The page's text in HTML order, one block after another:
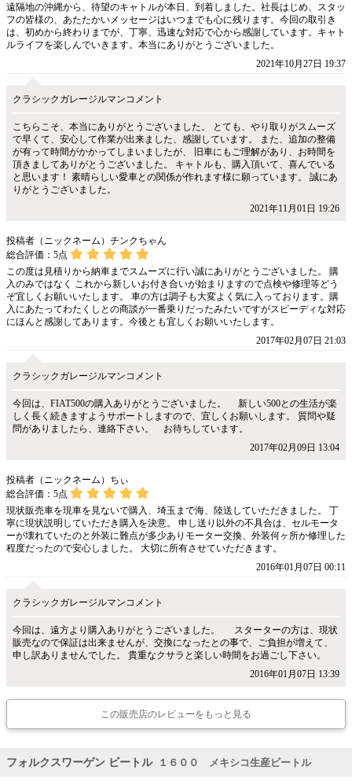
遠隔地の沖縄から、待望のキャトルが本日、到着しました。社長はじめ、スタッ
フの皆様の、あたたかいメッセージはいつまでも心に残ります。今回の取引き
は、初めから終わりまでが、丁寧、迅速な対応で心から感謝しています。キャト
ルライフを楽しんでいきます。本当にありがとうございました。
2021年10月27日 19:37
クラシックガレージルマンコメント
こちらこそ、本当にありがとうございました。 とても、やり取りがスムーズ
で早くて、安心して作業が出来ました、感謝しています。 また、追加の整備
が有って時間がかかってしまいましたが、 旧車にもご理解があり、お時間を
頂きましてありがとうございました。 キャトルも、購入頂いて、喜んでいる
と思います！ 素晴らしい愛車との関係が作れます様に願っています。 誠にあ
りがとうございました。
2021年11月01日 19:26
投稿者（ニックネーム）チンクちゃん
総合評価： 5点
この度は見積りから納車までスムーズに行い誠にありがとうございました。 購
入のみではなく これから新しいお付き合いが始まりますので点検や修理等どう
ぞ宜しくお願いいたします。 車の方は調子も大変よく気に入っております。購
入にあたってわたくしとの商談が一番乗りだったみたいですがスピーディな対応
にほんと感謝してあります。今後とも宜しくお願いいたします。
2017年02月07日 21:03
クラシックガレージルマンコメント
今回は、FIAT500の購入ありがとうございました。 新しい500との生活が楽
しく長く続きますようサポートしますので、宜しくお願いします。 質問や疑
問がありましたら、連絡下さい。 お待ちしています。
2017年02月09日 13:04
投稿者（ニックネーム）ちぃ
総合評価： 5点
現状販売車を現車を見ないで購入、埼玉まで海、陸送していただきました。 丁
寧に現状説明していただき購入を決意。 申し送り以外の不具合は、セルモータ
ーが壊れていたのと外装に難点が多少ありモーター交換、外装何ヶ所か修理した
程度だったので安心しました。 大切に所有させていただきます。
2016年01月07日 00:11
クラシックガレージルマンコメント
今回は、遠方より購入ありがとうございました。 スターターの方は、現状
販売なので保証は出来ませんが、交換になったとの事で、ご負担が増えて、
申し訳ありませんでした。 貴重なクサラと楽しい時間をお過ごし下さい。
2016年01月07日 13:39
この販売店のレビューをもっと見る
フォルクスワーゲン ビートル １６００ メキシコ生産ビートル